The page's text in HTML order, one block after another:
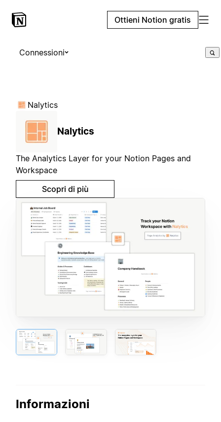
Ottieni Notion gratis
Connessioni
Nalytics
Nalytics
The Analytics Layer for your Notion Pages and
Workspace
Scopri di più
Informazioni